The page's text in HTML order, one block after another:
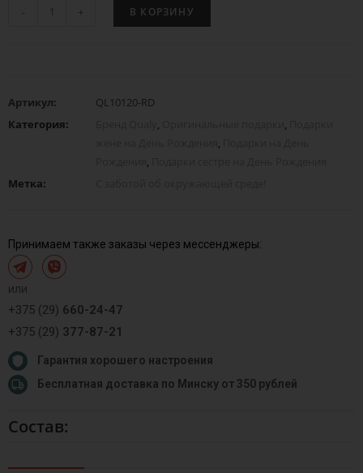
- + В КОРЗИНУ
Артикул:
QL10120-RD
Категория:
, ,
,
,
Метка:
Принимаем также заказы через мессенджеры:
или
+375 (29) 660-24-47
+375 (29) 377-87-21
Гарантия хорошего настроения
Бесплатная доставка по Минску от 350 рублей
Состав: